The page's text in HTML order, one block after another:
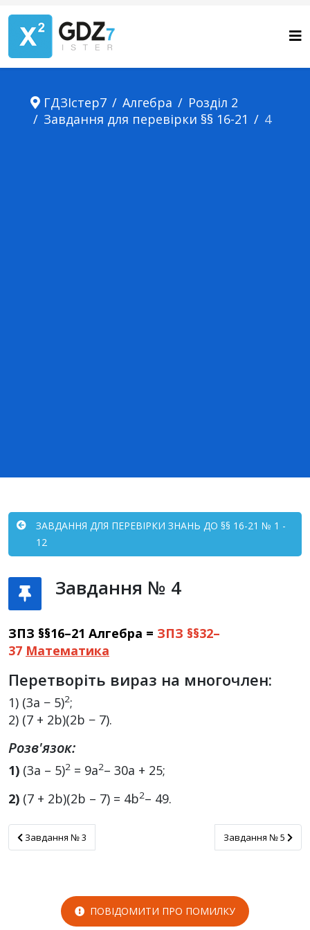
ГДЗІстер7 Алгебра
Розділ 2
Завдання для перевірки §§ 16-21
4
ЗАВДАННЯ ДЛЯ ПЕРЕВІРКИ ЗНАНЬ ДО §§ 16-21 № 1 -
12
Завдання № 4
ЗПЗ §§16–21 Алгебра = ЗПЗ §§32–
37 Математика
Перетворіть вираз на многочлен:
1) (3a − 5)2;
2) (7 + 2b)(2b − 7).
Розв'язок:
1) (3а – 5)2 = 9a2– 30а + 25;
2) (7 + 2b)(2b – 7) = 4b2– 49.
Завдання № 3
Завдання № 3 Завдання № 5
Завдання № 5
ПОВІДОМИТИ ПРО ПОМИЛКУ